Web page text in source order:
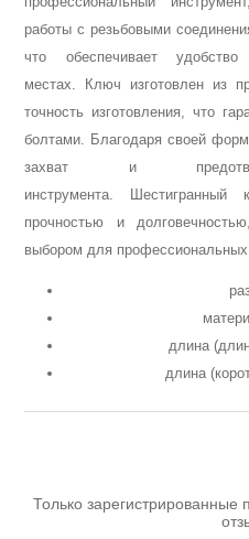
работы с резьбовыми
что обеспечивает
местах. Ключ изготовлен из
точность изготовления, что
болтами. Благодаря своей
захват и
инструмента.
прочностью и
выбором для
длина
длина
Только зарегистрированные